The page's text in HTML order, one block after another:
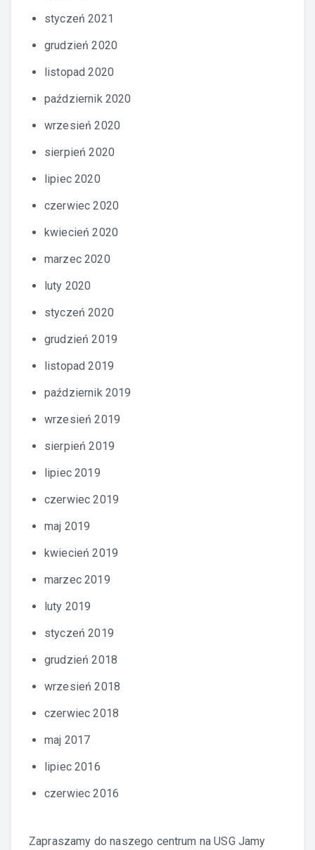
styczeń 2021
grudzień 2020
listopad 2020
październik 2020
wrzesień 2020
sierpień 2020
lipiec 2020
czerwiec 2020
kwiecień 2020
marzec 2020
luty 2020
styczeń 2020
grudzień 2019
listopad 2019
październik 2019
wrzesień 2019
sierpień 2019
lipiec 2019
czerwiec 2019
maj 2019
kwiecień 2019
marzec 2019
luty 2019
styczeń 2019
grudzień 2018
wrzesień 2018
czerwiec 2018
maj 2017
lipiec 2016
czerwiec 2016
Zapraszamy do naszego centrum naUSG Jamy